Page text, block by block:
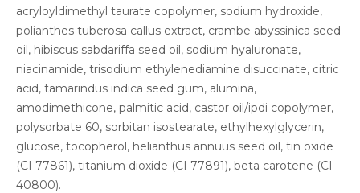
acryloyldimethyl taurate copolymer, sodium hydroxide,
polianthes tuberosa callus extract, crambe abyssinica seed
oil, hibiscus sabdariffa seed oil, sodium hyaluronate,
niacinamide, trisodium ethylenediamine disuccinate, citric
acid, tamarindus indica seed gum, alumina,
amodimethicone, palmitic acid, castor oil/ipdi copolymer,
polysorbate 60, sorbitan isostearate, ethylhexylglycerin,
glucose, tocopherol, helianthus annuus seed oil, tin oxide
(CI 77861), titanium dioxide (CI 77891), beta carotene (CI
40800).